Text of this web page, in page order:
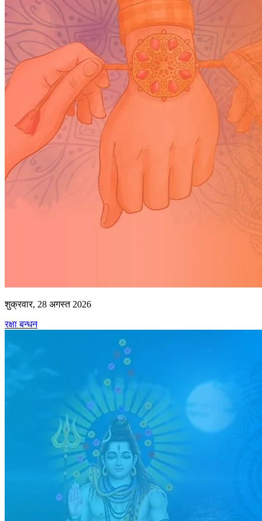
शुक्रवार, 28 अगस्त 2026
रक्षा बन्धन